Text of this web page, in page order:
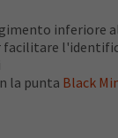
inferiore
facilitare
la punta Black